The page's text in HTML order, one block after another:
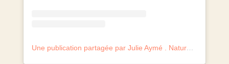
Une publication partagée par Julie Aymé . Naturopathe experte perte de poids (@julie.aymelanaturo)